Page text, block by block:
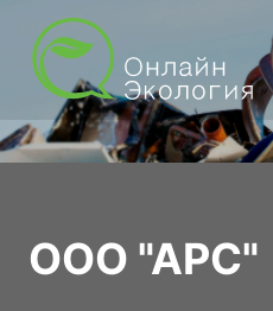
ООО "АРС"